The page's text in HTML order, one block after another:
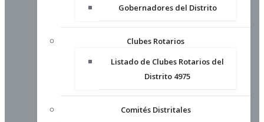
Gobernadores del Distrito
Clubes Rotarios
Listado de Clubes Rotarios del
Distrito 4975
Comités Distritales